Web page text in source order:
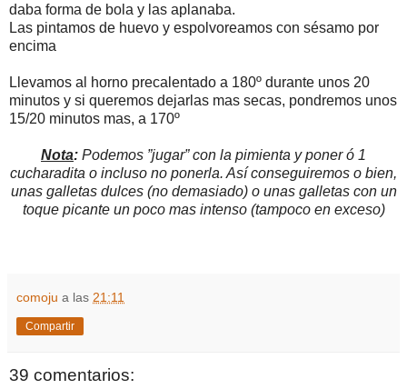
daba forma de bola y las aplanaba.
Las pintamos de huevo y espolvoreamos con sésamo por
encima
Llevamos al horno precalentado a 180º durante unos 20
minutos y si queremos dejarlas mas secas, pondremos unos
15/20 minutos mas, a 170º
Nota: Podemos ”jugar” con la pimienta y poner ó 1
cucharadita o incluso no ponerla. Así conseguiremos o bien,
unas galletas dulces (no demasiado) o unas galletas con un
toque picante un poco mas intenso (tampoco en exceso)
comoju a las 21:11
Compartir
39 comentarios: